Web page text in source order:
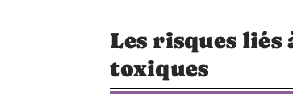
Les risques
toxiques